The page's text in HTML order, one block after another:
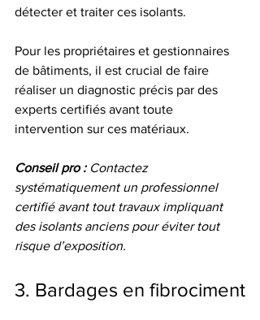
détecter et traiter ces isolants.
Pour les propriétaires et gestionnaires
de bâtiments, il est crucial de faire
réaliser un diagnostic précis par des
experts certifiés avant toute
intervention sur ces matériaux.
Conseil pro : Contactez
systématiquement un professionnel
certifié avant tout travaux impliquant
des isolants anciens pour éviter tout
risque d’exposition.
3. Bardages en fibrociment